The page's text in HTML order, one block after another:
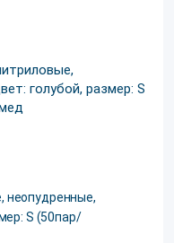
неопудренные,
S (50пар/